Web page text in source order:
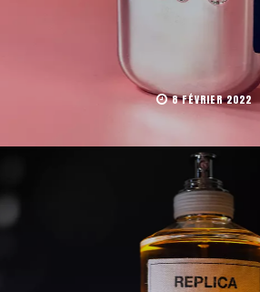
8 FÉVRIER 2022